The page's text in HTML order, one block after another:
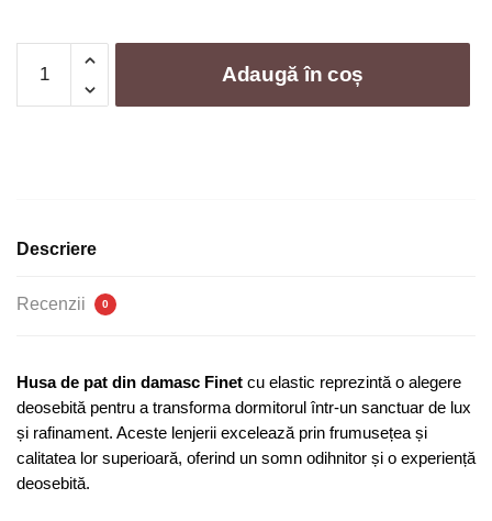
Husa
de
J
Adaugă în coș
Descriere
Recenzii 0
Husa de pat din damasc Finet cu elastic reprezintă o alegere
deosebită pentru a transforma dormitorul într-un sanctuar de lux
și rafinament. Aceste lenjerii excelează prin frumusețea și
calitatea lor superioară, oferind un somn odihnitor și o experiență
deosebită.